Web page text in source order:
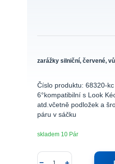
zarážky silniční, červené,
Číslo produktu: 68320-
6°kompatibilní s Look
atd.včetně podložek a
páru v sáčku
skladem 10 Pár